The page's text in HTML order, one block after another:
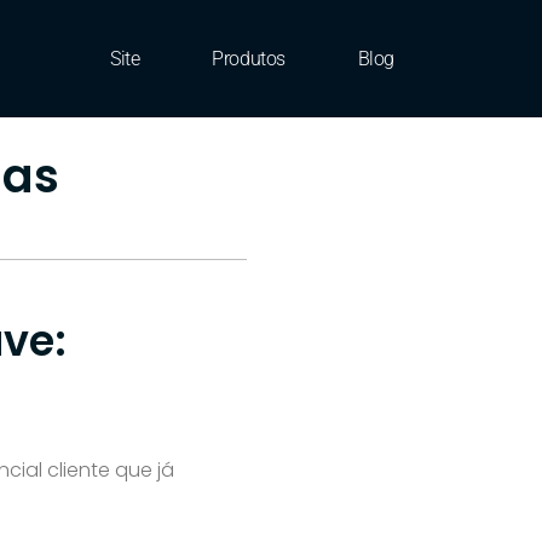
Site Produtos Blog
cliente que já